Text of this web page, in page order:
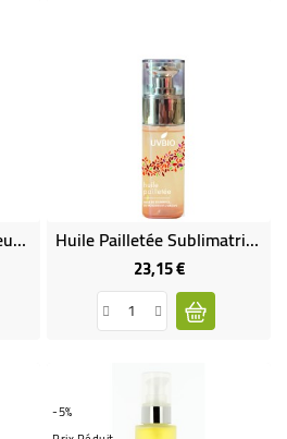
Baume Démêlant Cheveux Normaux Au Lait D'Amande Bio Huile Pailletée Sublimatrice Bio Et Vegan 50 ML
23,15 €Prix
-5%